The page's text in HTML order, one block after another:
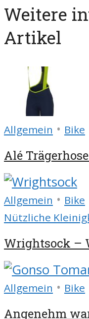
Weitere
Artikel
Allgemein • Bike
Alé
Allgemein • Bike
Nützliche
Wrightsock –
Allgemein • Bike
Angenehm